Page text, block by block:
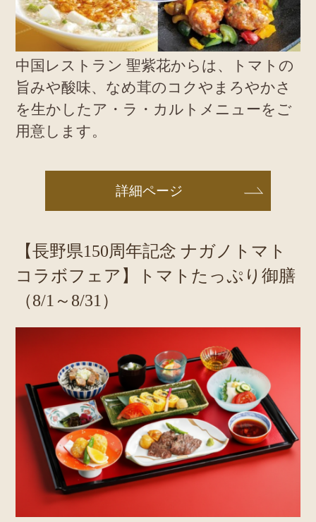
中国レストラン 聖紫花からは、トマトの
旨みや酸味、なめ茸のコクやまろやかさ
を生かしたア・ラ・カルトメニューをご
用意します。
詳細ページ
【長野県150周年記念 ナガノトマト
コラボフェア】トマトたっぷり御膳
（8/1～8/31）